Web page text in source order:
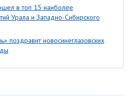
в топ 15 наиболее
Урала и Западно-Сибирского
поздравит новосинеглазовских